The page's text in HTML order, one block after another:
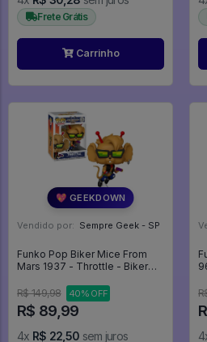
Frete Grátis
Carrinho
💖 GEEKDOWN
Vendido por: Sempre Geek - SP
Funko Pop Biker Mice From
Mars 1937 - Throttle - Biker
R$ 149,98
40% OFF
R$ 89,99
4x R$ 22,50 sem juros